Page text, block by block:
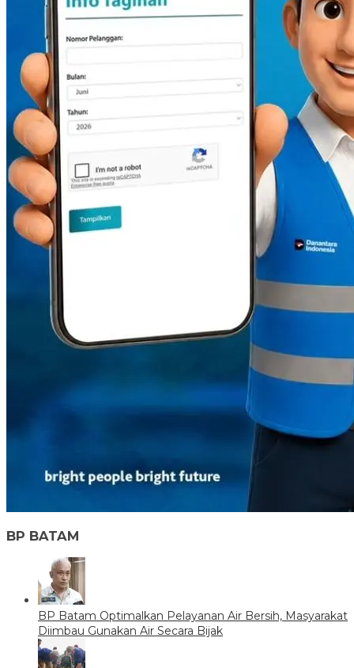
BP BATAM
BP Batam Optimalkan Pelayanan Air Bersih, Masyarakat
Diimbau Gunakan Air Secara Bijak